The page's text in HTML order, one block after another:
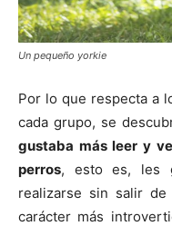
Un pequeño yorkie
Por lo que respecta a
cada grupo, se
gustaba más leer y
perros, esto es, les
realizarse sin salir
carácter más